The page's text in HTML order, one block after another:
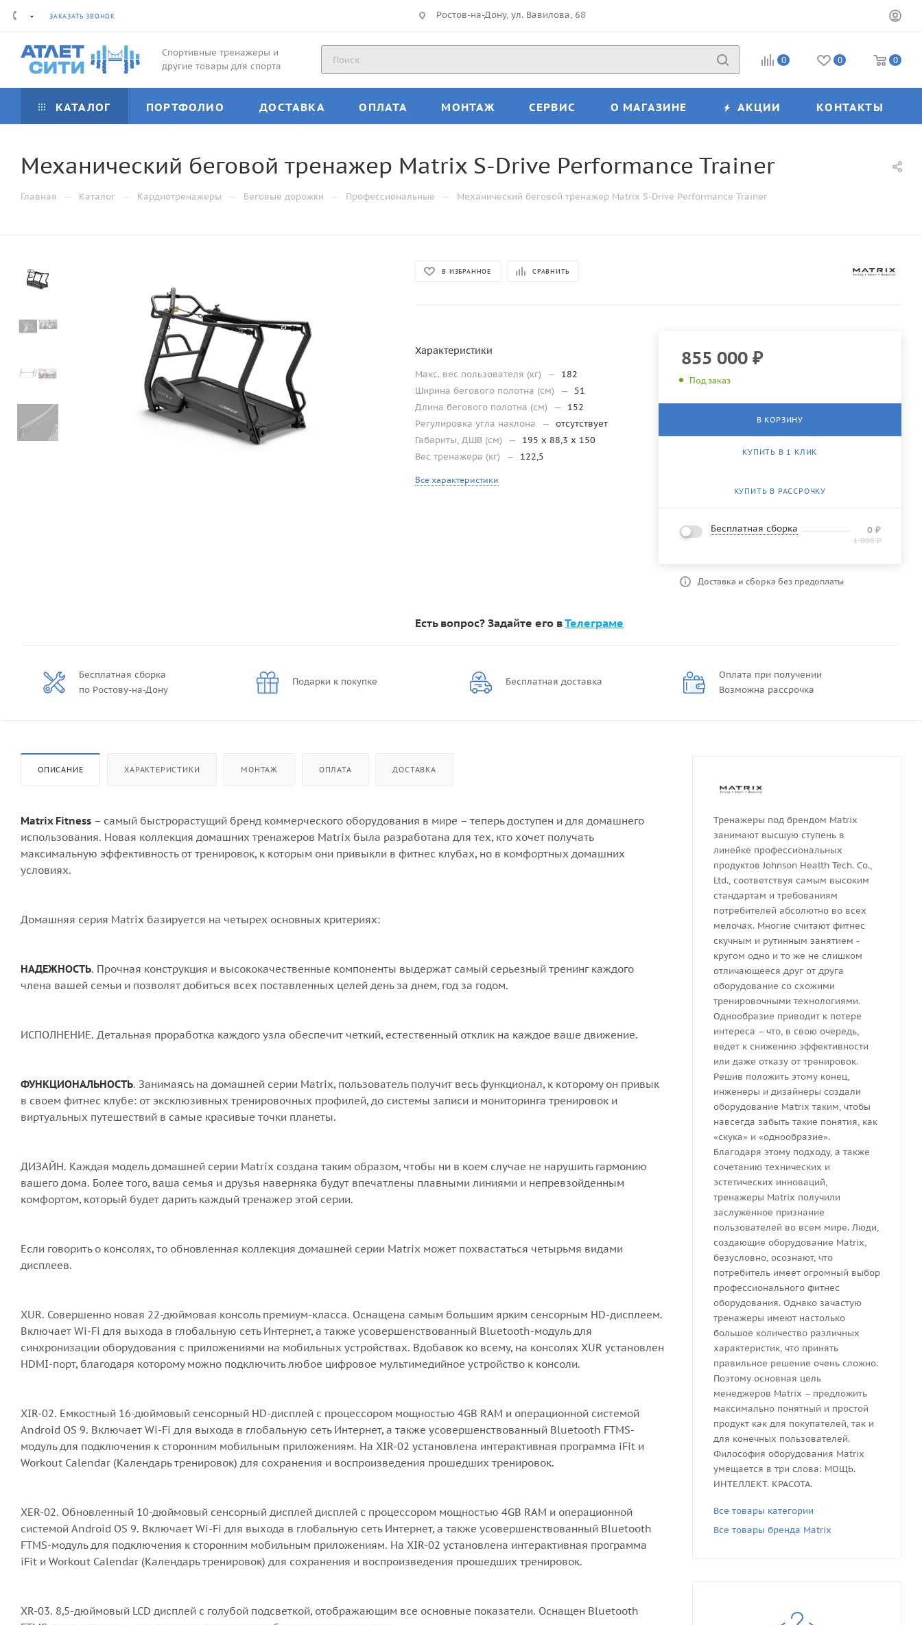
ЗАКАЗАТЬ ЗВОНОК Ростов-на-Дону, ул. Вавилова, 68
Спортивные тренажеры и
другие товары для спорта
0 0 0
КАТАЛОГ ПОРТФОЛИО ДОСТАВКА ОПЛАТА МОНТАЖ СЕРВИС О МАГАЗИНЕ АКЦИИ КОНТАКТЫ
Механический беговой тренажер Matrix S-Drive Performance Trainer
Главная — Каталог — Кардиотренажеры — Беговые дорожки — Профессиональные — Механический беговой тренажер Matrix S-Drive Performance Trainer
В ИЗБРАННОЕ СРАВНИТЬ
Характеристики
Макс. вес пользователя (кг) —
182
Ширина бегового полотна (см)
—
51
Длина бегового полотна (см)
—
152
Регулировка угла наклона
—
отсутствует
Габариты, ДШВ (см)
—
195 x 88,3 x 150
Вес тренажера (кг)
— 122,5
Все характеристики
855 000₽
Под заказ
В КОРЗИНУ
КУПИТЬ В 1 КЛИК
КУПИТЬ В РАССРОЧКУ
Бесплатная сборка 0₽
1 000₽
Доставка и сборка без предоплаты
Есть вопрос? Задайте его вТелеграме
Бесплатная сборка
по Ростову-на-Дону
Подарки к покупке Бесплатная доставка
Оплата при получении
Возможна рассрочка
ОПИСАНИЕ ХАРАКТЕРИСТИКИ МОНТАЖ ОПЛАТА ДОСТАВКА
Matrix Fitness – самый быстрорастущий бренд коммерческого оборудования в мире – теперь доступен и для домашнего
использования. Новая коллекция домашних тренажеров Matrix была разработана для тех, кто хочет получать
максимальную эффективность от тренировок, к которым они привыкли в фитнес клубах, но в комфортных домашних
условиях.
Домашняя серия Matrix базируется на четырех основных критериях:
НАДЕЖНОСТЬ. Прочная конструкция и высококачественные компоненты выдержат самый серьезный тренинг каждого
члена вашей семьи и позволят добиться всех поставленных целей день за днем, год за годом.
ИСПОЛНЕНИЕ. Детальная проработка каждого узла обеспечит четкий, естественный отклик на каждое ваше движение.
ФУНКЦИОНАЛЬНОСТЬ. Занимаясь на домашней серии Matrix, пользователь получит весь функционал, к которому он привык
в своем фитнес клубе: от эксклюзивных тренировочных профилей, до системы записи и мониторинга тренировок и
виртуальных путешествий в самые красивые точки планеты.
ДИЗАЙН. Каждая модель домашней серии Matrix создана таким образом, чтобы ни в коем случае не нарушить гармонию
вашего дома. Более того, ваша семья и друзья наверняка будут впечатлены плавными линиями и непревзойденным
комфортом, который будет дарить каждый тренажер этой серии.
Если говорить о консолях, то обновленная коллекция домашней серии Matrix может похвастаться четырьмя видами
дисплеев.
XUR. Совершенно новая 22-дюймовая консоль премиум-класса. Оснащена самым большим ярким сенсорным HD-дисплеем.
Включает Wi-Fi для выхода в глобальную сеть Интернет, а также усовершенствованный Bluetooth-модуль для
синхронизации оборудования с приложениями на мобильных устройствах. Вдобавок ко всему, на консолях XUR установлен
HDMI-порт, благодаря которому можно подключить любое цифровое мультимедийное устройство к консоли.
XIR-02. Емкостный 16-дюймовый сенсорный HD-дисплей с процессором мощностью 4GB RAM и операционной системой
Android OS 9. Включает Wi-Fi для выхода в глобальную сеть Интернет, а также усовершенствованный Bluetooth FTMS-
модуль для подключения к сторонним мобильным приложениям. На XIR-02 установлена интерактивная программа iFit и
Workout Calendar (Календарь тренировок) для сохранения и воспроизведения прошедших тренировок.
XER-02. Обновленный 10-дюймовый сенсорный дисплей дисплей с процессором мощностью 4GB RAM и операционной
системой Android OS 9. Включает Wi-Fi для выхода в глобальную сеть Интернет, а также усовершенствованный Bluetooth
FTMS-модуль для подключения к сторонним мобильным приложениям. На XIR-02 установлена интерактивная программа
iFit и Workout Calendar (Календарь тренировок) для сохранения и воспроизведения прошедших тренировок.
XR-03. 8,5-дюймовый LCD дисплей с голубой подсветкой, отображающим все основные показатели. Оснащен Bluetooth
Тренажеры под брендом Matrix
занимают высшую ступень в
линейке профессиональных
продуктов Johnson Health Tech. Co.,
Ltd., соответствуя самым высоким
стандартам и требованиям
потребителей абсолютно во всех
мелочах. Многие считают фитнес
скучным и рутинным занятием -
кругом одно и то же не слишком
отличающееся друг от друга
оборудование со схожими
тренировочными технологиями.
Однообразие приводит к потере
интереса – что, в свою очередь,
ведет к снижению эффективности
или даже отказу от тренировок.
Решив положить этому конец,
инженеры и дизайнеры создали
оборудование Matrix таким, чтобы
навсегда забыть такие понятия, как
«скука» и «однообразие».
Благодаря этому подходу, а также
сочетанию технических и
эстетических инноваций,
тренажеры Matrix получили
заслуженное признание
пользователей во всем мире. Люди,
создающие оборудование Matrix,
безусловно, осознают, что
потребитель имеет огромный выбор
профессионального фитнес
оборудования. Однако зачастую
тренажеры имеют настолько
большое количество различных
характеристик, что принять
правильное решение очень сложно.
Поэтому основная цель
менеджеров Matrix – предложить
максимально понятный и простой
продукт как для покупателей, так и
для конечных пользователей.
Философия оборудования Matrix
умещается в три слова: МОЩЬ.
ИНТЕЛЛЕКТ. КРАСОТА.
Все товары категории
Все товары бренда Matrix